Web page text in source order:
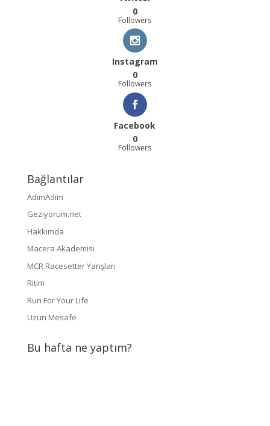
0
Followers
Instagram
0
Followers
Facebook
0
Followers
Bağlantılar
AdımAdım
Geziyorum.net
Hakkımda
Macera Akademisi
MCR Racesetter Yarışları
Ritim
Run For Your Life
Uzun Mesafe
Bu hafta ne yaptım?